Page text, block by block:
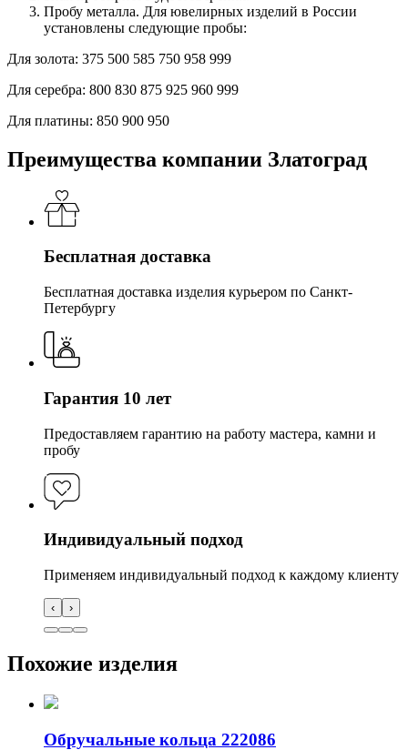
Пробу металла. Для ювелирных изделий в России
установлены следующие пробы:
Для золота: 375 500 585 750 958 999
Для серебра: 800 830 875 925 960 999
Для платины: 850 900 950
Преимущества компании Златоград
Бесплатная доставка
Бесплатная доставка изделия курьером по Санкт-
Петербургу
Гарантия 10 лет
Предоставляем гарантию на работу мастера, камни и
пробу
Индивидуальный подход
Применяем индивидуальный подход к каждому клиенту
‹ ›
Похожие изделия
Обручальные кольца 222086